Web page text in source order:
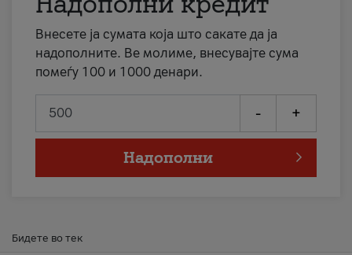
Внесете ја сумата која што сакате да ја
надополните. Ве молиме, внесувајте сума
помеѓу 100 и 1000 денари.
- +
Надополни
Бидете во тек